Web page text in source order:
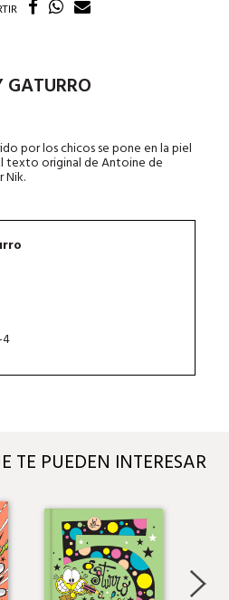
GATURRO
por los chicos se pone en la piel
texto original de Antoine de
Nik.
4
TE PUEDEN INTERESAR